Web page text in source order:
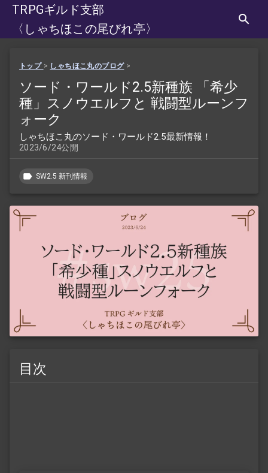
TRPGギルド支部
〈しゃちほこの尾びれ亭〉
トップ > しゃちほこ丸のブログ>
ソード・ワールド2.5新種族 「希少
種」スノウエルフと 戦闘型ルーンフ
ォーク
しゃちほこ丸のソード・ワールド2.5最新情報！
2023/6/24公開
SW2.5 新刊情報
目次